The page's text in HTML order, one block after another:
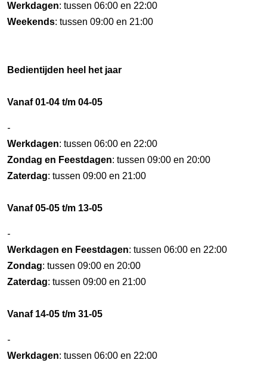
Werkdagen: tussen 06:00 en 22:00
Weekends: tussen 09:00 en 21:00
Bedientijden heel het jaar
Vanaf 01-04 t/m 04-05
-
Werkdagen: tussen 06:00 en 22:00
Zondag en Feestdagen: tussen 09:00 en 20:00
Zaterdag: tussen 09:00 en 21:00
Vanaf 05-05 t/m 13-05
-
Werkdagen en Feestdagen: tussen 06:00 en 22:00
Zondag: tussen 09:00 en 20:00
Zaterdag: tussen 09:00 en 21:00
Vanaf 14-05 t/m 31-05
-
Werkdagen: tussen 06:00 en 22:00